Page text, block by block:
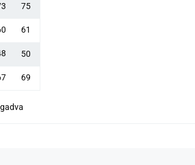
75
61
50
69